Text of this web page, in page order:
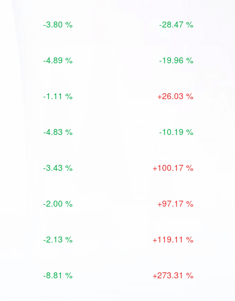
-3.80 % -28.47 %
-4.89 % -19.96 %
-1.11 % +26.03 %
-4.83 % -10.19 %
-3.43 % +100.17 %
-2.00 % +97.17 %
-2.13 % +119.11 %
-8.81 % +273.31 %